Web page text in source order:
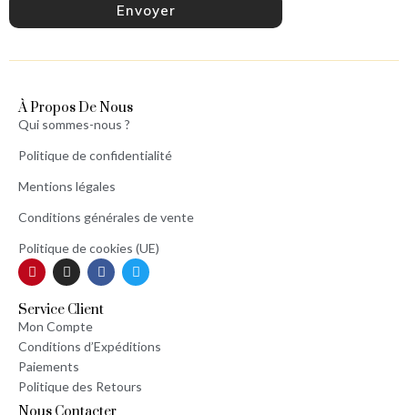
Envoyer
À Propos De Nous
Qui sommes-nous ?
Politique de confidentialité
Mentions légales
Conditions générales de vente
Politique de cookies (UE)
Service Client
Mon Compte
Conditions d’Expéditions
Paiements
Politique des Retours